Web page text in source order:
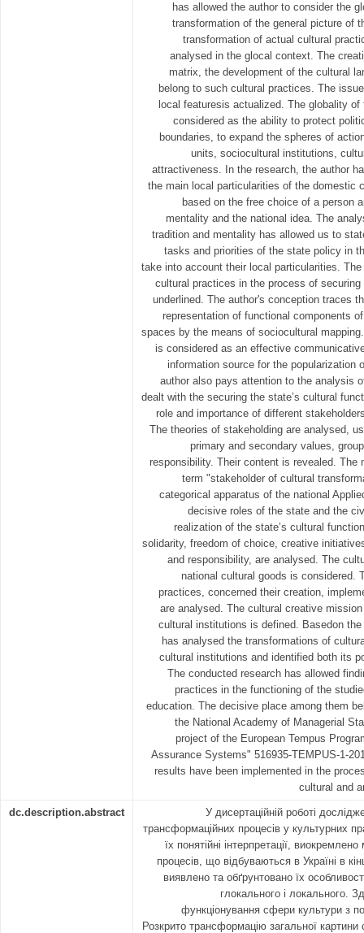
has allowed the author to consider the
transformation of the general picture of
transformation of actual cultural
analysed in the glocal context. The
matrix, the development of the cultural
belong to such cultural practices. The
local featuresis actualized. The globality
considered as the ability to protect
boundaries, to expand the spheres of
units, sociocultural institutions,
attractiveness. In the research, the author
the main local particularities of the domestic
based on the free choice of a person
mentality and the national idea. The
tradition and mentality has allowed us to
tasks and priorities of the state policy in
take into account their local particularities.
cultural practices in the process of securing
underlined. The author's conception traces
representation of functional components
spaces by the means of sociocultural
is considered as an effective
information source for the popularization
author also pays attention to the analysis
dealt with the securing the state’s cultural
role and importance of different
The theories of stakeholding are analysed,
primary and secondary values,
responsibility. Their content is revealed. The
term "stakeholder of cultural
categorical apparatus of the national
decisive roles of the state and the
realization of the state’s cultural
solidarity, freedom of choice, creative
and responsibility, are analysed. The
national cultural goods is considered.
practices, concerned their creation,
are analysed. The cultural creative
cultural institutions is defined. Basedon
has analysed the transformations of
cultural institutions and identified both its
The conducted research has allowed
practices in the functioning of the
education. The decisive place among them
the National Academy of Managerial
project of the European Tempus
Assurance Systems" 516935-TEMPUS-1-
results have been implemented in the
cultural and
dc.description.abstract
У дисертаційній роботі
трансформаційних процесів у культурних
їх понятійні інтерпретації,
процесів, що відбуваються в Україні в
виявлено та обґрунтовано їх
глокального і локального.
функціонування сфери культури з
Розкрито трансформацію загальної картини